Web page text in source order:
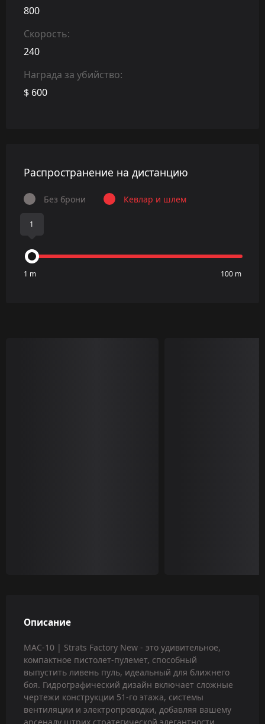
800
Скорость:
240
Награда за убийство:
$ 600
Распространение на дистанцию
Без брони Кевлар и шлем
1
1 m 100 m
Описание
MAC-10 | Strats Factory New - это удивительное,
компактное пистолет-пулемет, способный
выпустить ливень пуль, идеальный для ближнего
боя. Гидрографический дизайн включает сложные
чертежи конструкции 51-го этажа, системы
вентиляции и электропроводки, добавляя вашему